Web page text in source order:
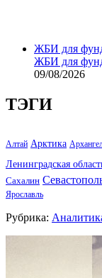
ЖБИ для
ЖБИ для
09/08/2026
ТЭГИ
Алтай Арктика
Ленинградская
Сахалин
Ярославль
Рубрика: